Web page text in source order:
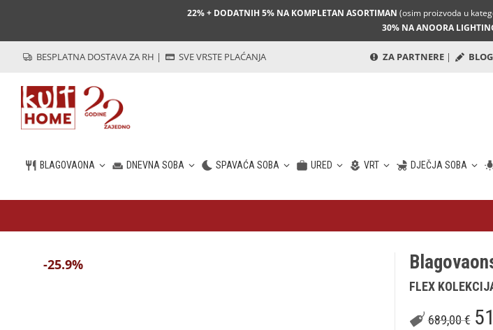
22% + DODATNIH 5% NA KOMPLETAN ASORTIMAN (osim proizvoda u
30% NA ANOORA
BESPLATNA DOSTAVA ZA RH | SVE VRSTE PLAĆANJA ZA PARTNERE | BLOG
BLAGOVAONA DNEVNA SOBA SPAVAĆA SOBA URED VRT DJEČJA SOBA
HR
-25.9%
FLEX
689,00€